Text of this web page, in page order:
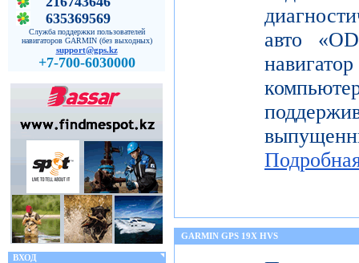
635369569
Служба поддержки пользователей
навигаторов GARMIN (без выходных)
support@gps.kz
+7-700-6030000
ВХОД
авто
GARMIN GPS 19X HVS